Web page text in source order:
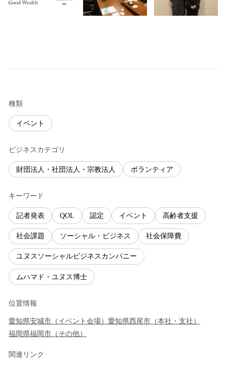
種類
イベント
ビジネスカテゴリ
財団法人・社団法人・宗教法人 ボランティア
キーワード
記者発表 QOL 認定 イベント 高齢者支援
社会課題 ソーシャル・ビジネス 社会保障費
ユヌスソーシャルビジネスカンパニー
ムハマド・ユヌス博士
位置情報
愛知県安城市 （ イベント会場） 愛知県西尾市 （本社・支社 ）
福岡県福岡市 （ その他）
関連リンク